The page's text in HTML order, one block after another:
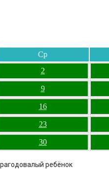
Ср
2
9
16
23
30
ребёнок